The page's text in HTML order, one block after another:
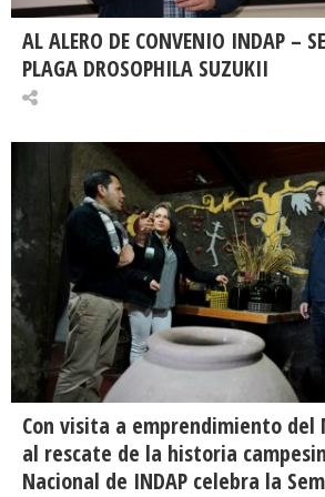
AL ALERO DE CONVENIO INDAP –
PLAGA DROSOPHILA SUZUKII
Con visita a emprendimiento del
al rescate de la historia
Nacional de INDAP celebra la